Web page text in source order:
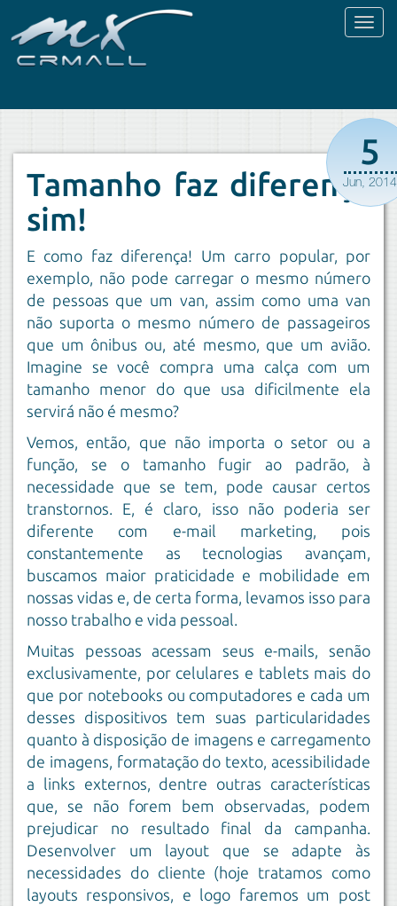
Toggle
5
Jun, 2014
Tamanho faz diferença
sim!
E como faz diferença! Um carro popular, por
exemplo, não pode carregar o mesmo número
de pessoas que um van, assim como uma van
não suporta o mesmo número de passageiros
que um ônibus ou, até mesmo, que um avião.
Imagine se você compra uma calça com um
tamanho menor do que usa dificilmente ela
servirá não é mesmo?
Vemos, então, que não importa o setor ou a
função, se o tamanho fugir ao padrão, à
necessidade que se tem, pode causar certos
transtornos. E, é claro, isso não poderia ser
diferente com e-mail marketing, pois
constantemente as tecnologias avançam,
buscamos maior praticidade e mobilidade em
nossas vidas e, de certa forma, levamos isso para
nosso trabalho e vida pessoal.
Muitas pessoas acessam seus e-mails, senão
exclusivamente, por celulares e tablets mais do
que por notebooks ou computadores e cada um
desses dispositivos tem suas particularidades
quanto à disposição de imagens e carregamento
de imagens, formatação do texto, acessibilidade
a links externos, dentre outras características
que, se não forem bem observadas, podem
prejudicar no resultado final da campanha.
Desenvolver um layout que se adapte às
necessidades do cliente (hoje tratamos como
layouts responsivos, e logo faremos um post